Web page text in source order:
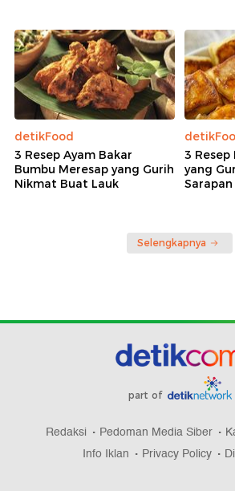
detikFood
3 Resep Ayam Bakar
Bumbu Meresap yang Gurih
Nikmat Buat Lauk
3
yang
Sarapan
Selengkapnya
part of
Redaksi Pedoman Media Siber
Info Iklan
Privacy Policy